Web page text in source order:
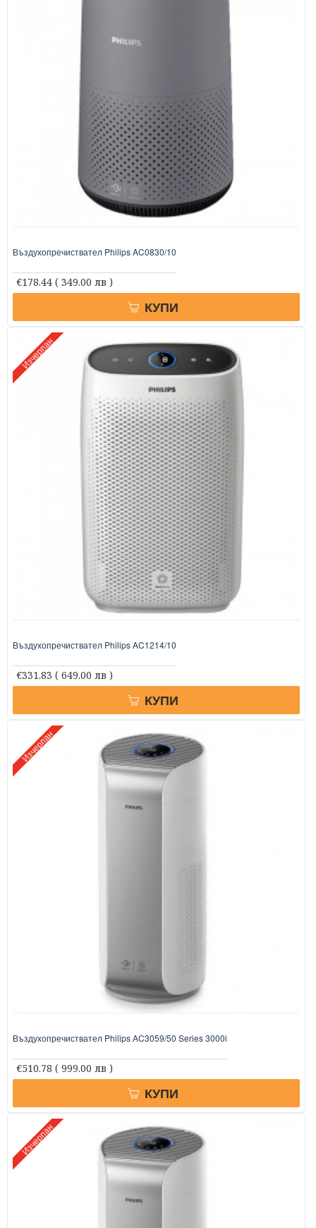
Въздухопречиствател Philips AC0830/10
€178.44 ( 349.00 лв )
КУПИ
Изчерпан
Въздухопречиствател Philips AC1214/10
€331.83 ( 649.00 лв )
КУПИ
Изчерпан
Въздухопречиствател Philips AC3059/50 Series 3000i
€510.78 ( 999.00 лв )
КУПИ
Изчерпан